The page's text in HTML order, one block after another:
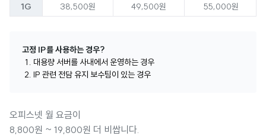
1G
38,500원 49,500원 55,000원
고정 IP를 사용하는 경우?
대용량 서버를 사내에서 운영하는 경우
IP 관련 전담 유지 보수팀이 있는 경우
오피스넷 월 요금이
8,800원 ~ 19,800원 더 비쌉니다.